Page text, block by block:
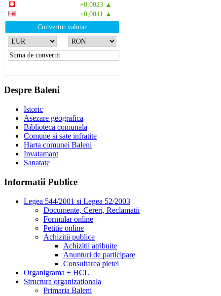
+0,0023 ▲
+0,0041 ▲
Convertor valutar
Despre Baleni
Istoric
Asezare geografica
Biblioteca comunala
Comune si sate infratite
Harta comunei Baleni
Invatamant
Sanatate
Informatii Publice
Legea 544/2001 si Legea 52/2003
Documente, Cereri, Reclamatii
Formular online
Petitie online
Achizitii publice
Achizitii atribuite
Anunturi de participare
Consultarea pietei
Organigrama + HCL
Structura organizationala
Primaria Baleni